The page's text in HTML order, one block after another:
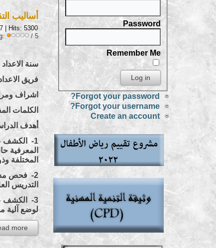
Password
Remember Me
Forgot your password?
Forgot your username?
Create an account
أساليب
| Hits: 5300
/ 5
سنة الاعداد 2011
فريق
اشراف
الكلمات
أهدف
1- الكشف
المعرفية
المختلفة
2- فحص
التدريس
3- الكشف
لوضع آلية
more...